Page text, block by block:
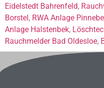
Eidelstedt Bahrenfeld,
Borstel, RWA Anlage
Anlage Halstenbek,
Rauchmelder Bad Oldesloe,